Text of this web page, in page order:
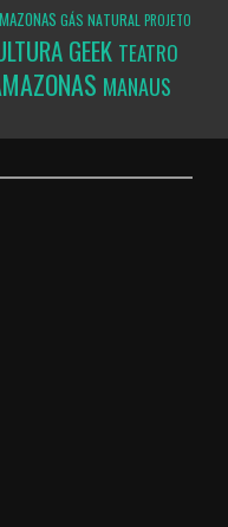
GÁS NATURALPROJETO
GEEK TEATRO
MANAUS